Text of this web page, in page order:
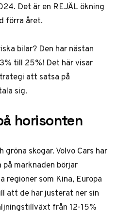
Det är en REJÄL ökning
förra året.
bilar? Den har nästan
till 25%! Det här visar
att satsa på
sig.
horisonten
skogar. Volvo Cars har
marknaden börjar
regioner som Kina, Europa
att de har justerat ner sin
från 12-15%